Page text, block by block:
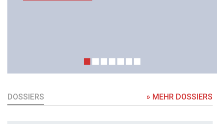
DOSSIERS » MEHR DOSSIERS